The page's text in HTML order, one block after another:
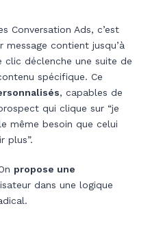
Conversation Ads, c’est
message contient jusqu’à
clic déclenche une suite de
spécifique. Ce
, capables de
qui clique sur “je
même besoin que celui
plus”.
propose une
dans une logique